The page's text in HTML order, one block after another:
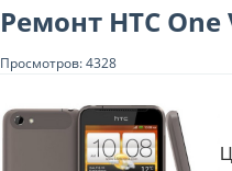
Ремонт HTC One
Просмотров: 4328